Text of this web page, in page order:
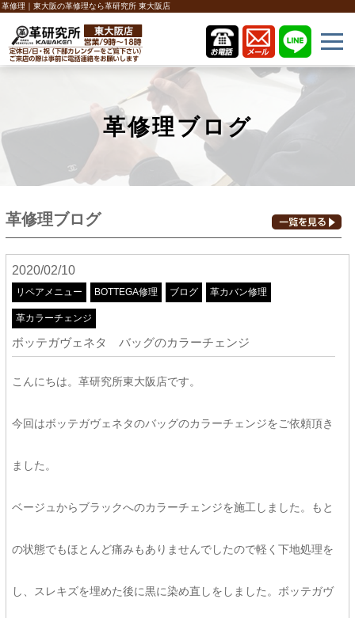
革修理｜東大阪の革修理なら革研究所 東大阪店
革修理ブログ
革修理ブログ
2020/02/10
リペアメニュー BOTTEGA修理 ブログ 革カバン修理
革カラーチェンジ
ボッテガヴェネタ バッグのカラーチェンジ
こんにちは。革研究所東大阪店です。
今回はボッテガヴェネタのバッグのカラーチェンジをご依頼頂き
ました。
ベージュからブラックへのカラーチェンジを施工しました。もと
の状態でもほとんど痛みもありませんでしたので軽く下地処理を
し、スレキズを埋めた後に黒に染め直しをしました。ボッテガヴ